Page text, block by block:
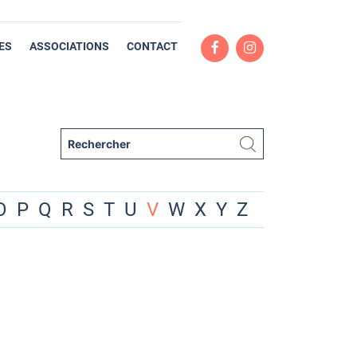
ASSOCIATIONS CONTACT
P Q R S T U V W X Y Z